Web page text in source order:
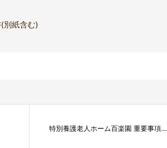
別紙含む)
特別養護老人ホーム百楽園 重要事項...